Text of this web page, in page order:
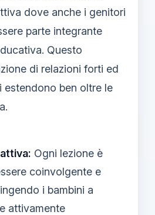
dove anche i genitori
parte integrante
Questo
di relazioni forti ed
estendono ben oltre le
Ogni lezione è
coinvolgente e
i bambini a
attivamente